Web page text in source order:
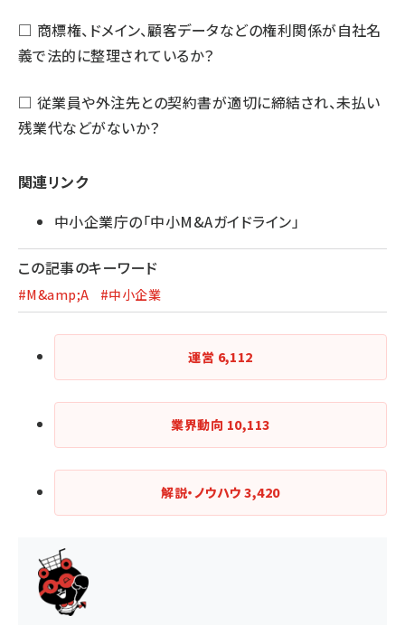
□ 商標権、ドメイン、顧客データなどの権利関係が自社名
義で法的に整理されているか？
□ 従業員や外注先との契約書が適切に締結され、未払い
残業代などがないか？
関連リンク
中小企業庁の「中小M&Aガイドライン」
この記事のキーワード
#M&amp;A #中小企業
運営 6,112
業界動向 10,113
解説・ノウハウ3,420